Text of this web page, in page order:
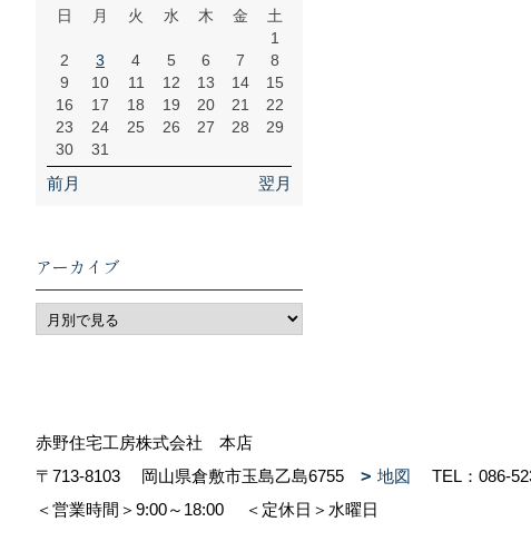
日 月 火 水 木 金
土
1
2
3 4 5 6 7
8
9
10 11 12 13 14
15
16
17 18 19 20 21
22
23
24 25 26 27 28
29
30
31
前月 翌月
アーカイブ
赤野住宅工房株式会社 本店
〒713-8103
岡山県倉敷市玉島乙島6755 地図 TEL： 086-
＜営業時間＞9:00～18:00
＜定休日＞水曜日